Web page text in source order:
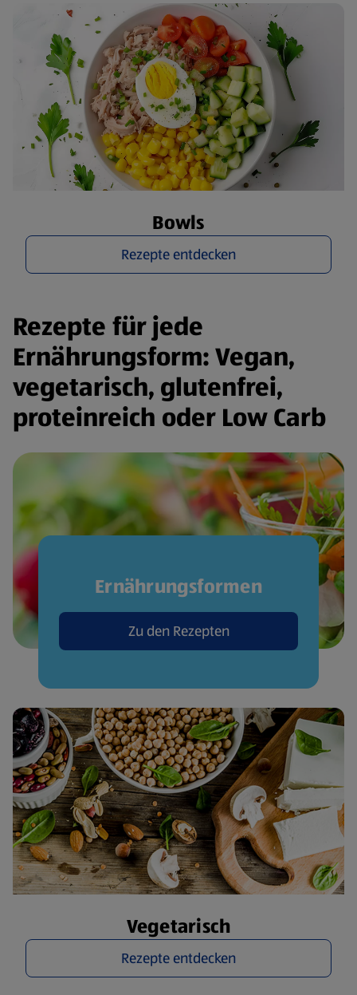
Bowls
Rezepte entdecken
Rezepte für jede
Ernährungsform: Vegan,
vegetarisch, glutenfrei,
proteinreich oder Low Carb
Ernährungsformen
Zu den Rezepten
Vegetarisch
Rezepte entdecken